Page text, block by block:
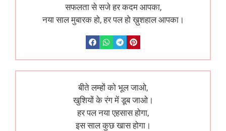
सफलता से सजे हर कदम आपका,
नया साल मुबारक हो, हर पल हो ख़ुशहाल आपका।
बीते लम्हों को भूल जाओ,
खुशियों के रंग में डूब जाओ।
हर पल नया एहसास होगा,
इस साल कुछ खास होगा।